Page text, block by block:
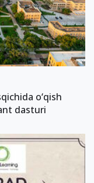
o‘qish
dasturi